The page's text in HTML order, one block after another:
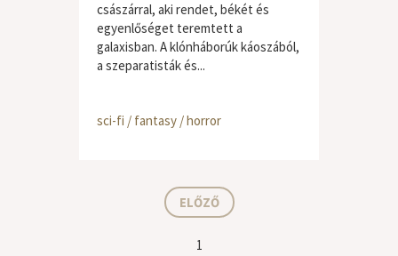
császárral, aki rendet, békét és
egyenlőséget teremtett a
galaxisban. A klónháborúk káoszából,
a szeparatisták és...
sci-fi / fantasy / horror
ELŐZŐ
1